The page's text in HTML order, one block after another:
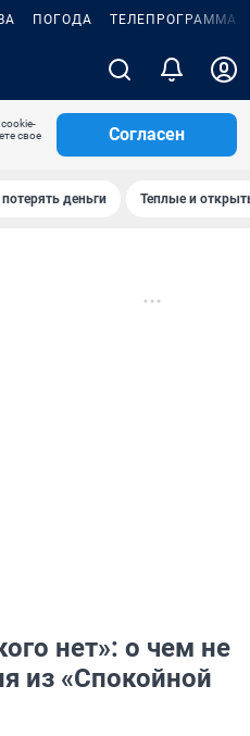
ПОГОДА ТЕЛЕПРОГРАММА
свое
Согласен
деньги Теплые и
нет»: о чем не
из «Спокойной